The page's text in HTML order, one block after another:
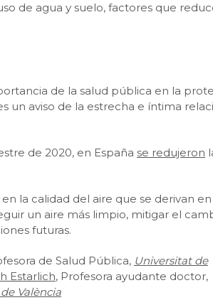
de agua y suelo, factores que
de la salud pública en la
un aviso de la estrecha e íntima
de 2020, en España se redujeron
la calidad del aire que se derivan en
un aire más limpio, mitigar el
futuras.
de Salud Pública, Universitat de
Estarlich, Profesora ayudante doctor,
València